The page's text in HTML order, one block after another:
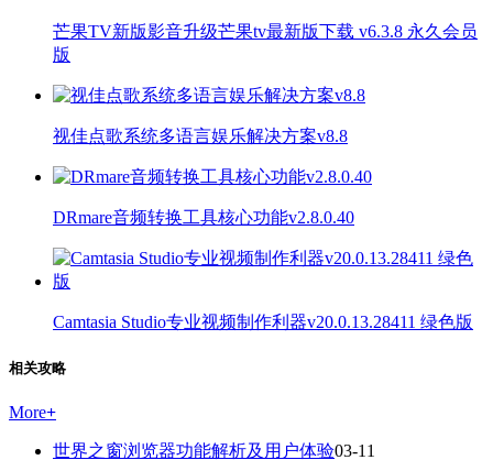
芒果TV新版影音升级芒果tv最新版下载 v6.3.8 永久会员
版
视佳点歌系统多语言娱乐解决方案v8.8
DRmare音频转换工具核心功能v2.8.0.40
Camtasia Studio专业视频制作利器v20.0.13.28411 绿色版
相关攻略
More+
世界之窗浏览器功能解析及用户体验03-11